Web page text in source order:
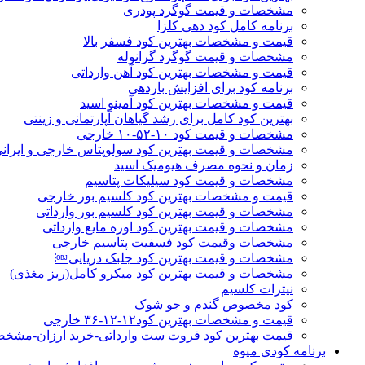
مشخصات و قیمت گوگرد پودری
برنامه کامل کود دهی کلزا
قیمت و مشخصات بهترین کود فسفر بالا
مشخصات و قیمت گوگرد گرانوله
قیمت و مشخصات بهترین کود آهن وارداتی
برنامه کود برای افزایش باردهی
قیمت و مشخصات بهترین کود آمینو اسید
بهترین کود کامل برای رشد گیاهان آپارتمانی و زینتی
مشخصات و قیمت کود ۱۰-۵۲-۱۰ خارجی
مشخصات و قیمت بهترین کود سولوپتاس خارجی و
زمان و نحوه مصرف هیومیک اسید
مشخصات و قیمت کود سیلیکات پتاسیم
قیمت و مشخصات بهترین کود کلسیم بور خارجی
مشخصات و قیمت بهترین کود کلسیم بور وارداتی
مشخصات و قیمت بهترین کود اوره مایع وارداتی
مشخصات وقیمت کود فسفیت پتاسیم خارجی
مشخصات و قیمت بهترین کود جلبک دریایی￼
مشخصات و قیمت بهترین کود میکرو کامل(ریز مغذی)
نیترات کلسیم
کود مخصوص گندم و جو شوک
قیمت و مشخصات بهترین کود۱۲-۱۲-۳۶ خارجی
قیمت بهترین کود فروت ست وارداتی-خرید ارزان-
برنامه کودی میوه